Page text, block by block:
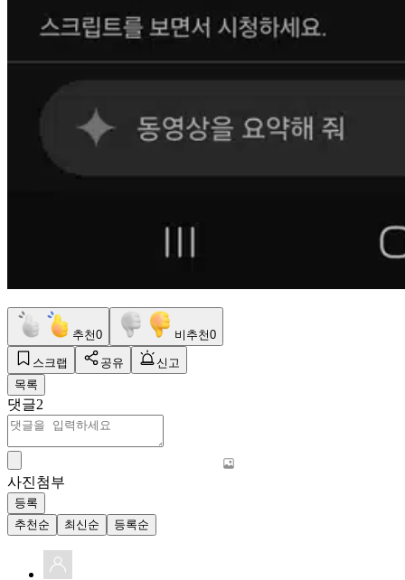
추천0 비추천0
스크랩 공유
신고
목록
댓글2
사진첨부
등록
추천순
최신순 등록순